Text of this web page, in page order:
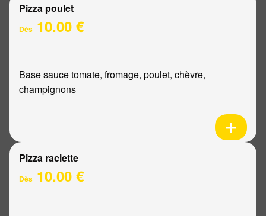
Pizza poulet
Dès 10.00 €
Base sauce tomate, fromage, poulet, chèvre,
champignons
Pizza raclette
Dès 10.00 €